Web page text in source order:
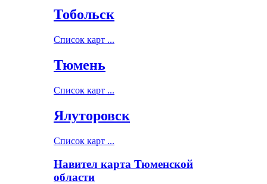
Тобольск
Список карт ...
Тюмень
Список карт ...
Ялуторовск
Список карт ...
Навител карта Тюменской
области